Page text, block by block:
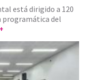
está dirigido a 120
programática del